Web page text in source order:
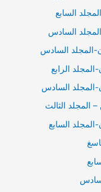
السابع
المجلد السادس
المجلد السادس
المجلد الرابع
المجلد السادس
– المجلد الثالث
المجلد السابع